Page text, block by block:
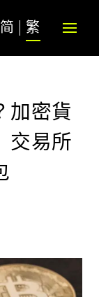
简 繁
加密貨
交易所